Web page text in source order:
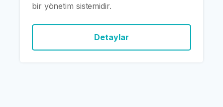
bir yönetim sistemidir.
Detaylar